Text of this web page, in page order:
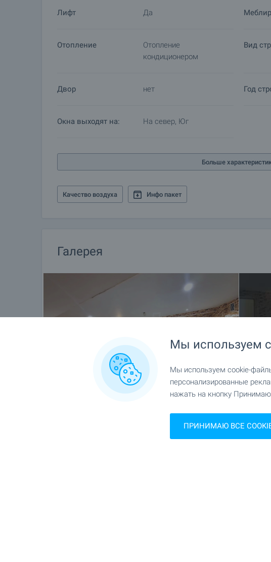
просмотры с другими покупателями и начинается
предварительного и окончательного договора.
оплаты.
Лифт Да
Отопление
Отопление
кондиционером
Вид
Двор нет Год
Окна выходят на: На север, Юг
Больше
Качество воздуха Инфо пакет
Галерея
Мы используем
Мы используем cookie-
персонализированные
нажать на кнопку Принимаю
ПРИНИМАЮ ВСЕ